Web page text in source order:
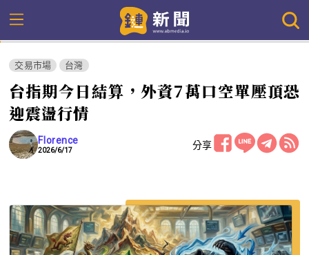
交易市場 台灣
台指期今日結算，外資7萬口空單壓頂恐
迎震盪行情
Florence
2026/6/17 分享